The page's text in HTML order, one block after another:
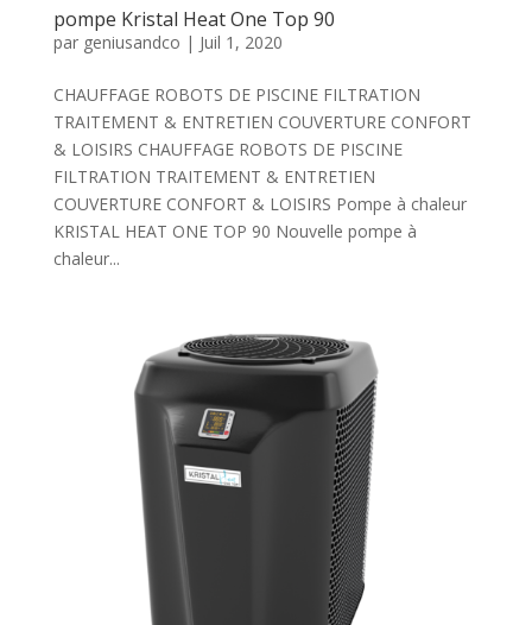
pompe Kristal Heat One Top 90
par geniusandco | Juil 1, 2020
CHAUFFAGE ROBOTS DE PISCINE FILTRATION
TRAITEMENT & ENTRETIEN COUVERTURE CONFORT
& LOISIRS CHAUFFAGE ROBOTS DE PISCINE
FILTRATION TRAITEMENT & ENTRETIEN
COUVERTURE CONFORT & LOISIRS Pompe à chaleur
KRISTAL HEAT ONE TOP 90 Nouvelle pompe à
chaleur...